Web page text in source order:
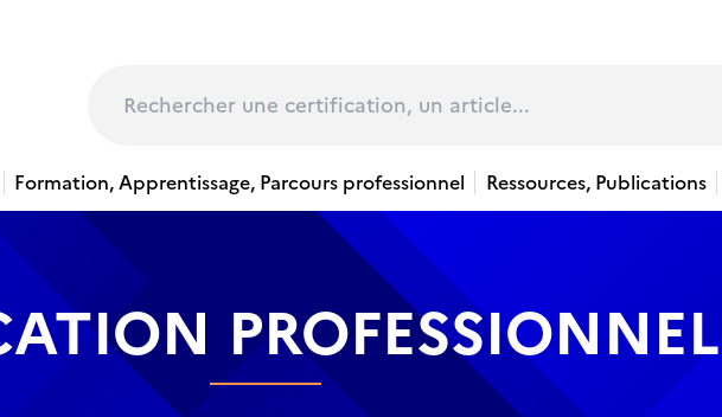
Formation, Apprentissage, Parcours professionnel Ressources, Publications